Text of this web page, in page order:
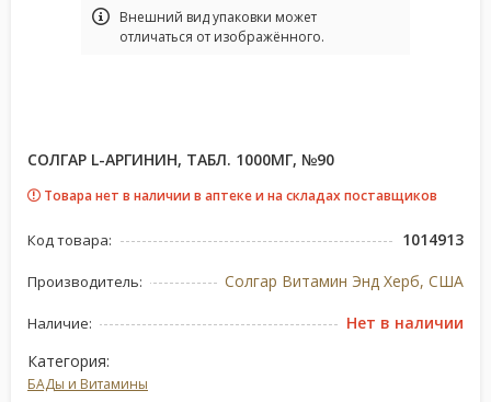
Bнешний вид упаковки может
отличаться от изображённого.
СОЛГАР L-АРГИНИН, ТАБЛ. 1000МГ, №90
Товара нет в наличии в аптеке и на складах поставщиков
Код товара: 1014913
Производитель: Солгар Витамин Энд Херб, США
Наличие:
Нет в наличии
Категория:
БАДы и Витамины